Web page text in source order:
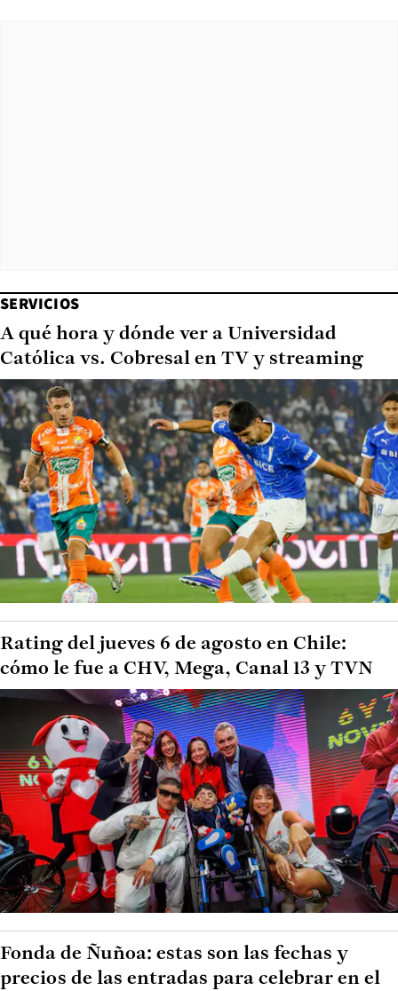
SERVICIOS
A qué hora y dónde ver a Universidad
Católica vs. Cobresal en TV y streaming
Rating del jueves 6 de agosto en Chile:
cómo le fue a CHV, Mega, Canal 13 y TVN
Fonda de Ñuñoa: estas son las fechas y
precios de las entradas para celebrar en el